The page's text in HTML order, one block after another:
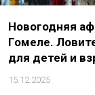
Новогодняя
Гомеле.
для детей и
15.12.2025